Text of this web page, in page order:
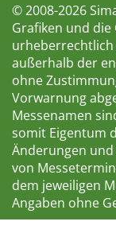
© 2008-2026
Grafiken und
urheberrechtlich
außerhalb der
ohne
Vorwarnung
Messenamen
somit Eigentum
Änderungen
von
dem jeweiligen
Angaben ohne